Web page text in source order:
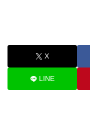
X
LINE